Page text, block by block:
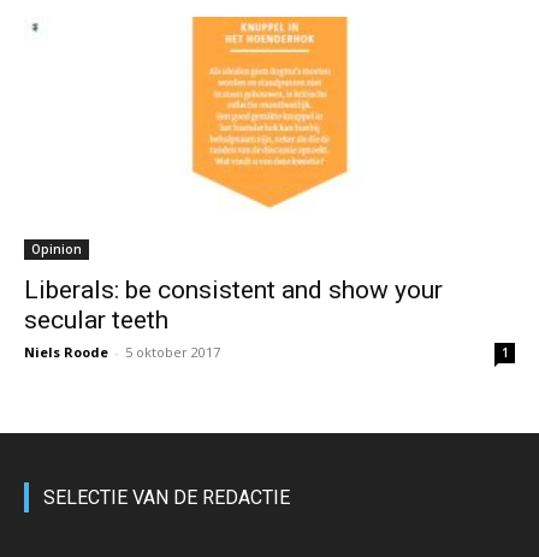
Opinion
Liberals: be consistent and show your
secular teeth
Niels Roode - 5 oktober 2017 1
SELECTIE VAN DE REDACTIE